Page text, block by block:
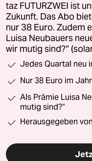
taz FUTURZWEI ist
Zukunft. Das Abo
nur 38 Euro. Zudem
Luisa Neubauers
wir mutig sind?“
Jedes Quartal neu
Nur 38 Euro im Jahr
Als Prämie Luisa
mutig sind?“
Herausgegeben